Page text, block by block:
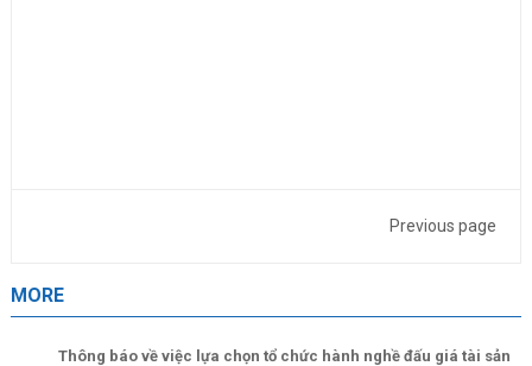
Previous page
MORE
Thông báo về việc lựa chọn tổ chức hành nghề đấu giá tài sản